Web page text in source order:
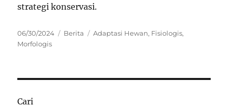
strategi konservasi.
Posted
on
06/30/2024 Categories
Berita Tags
Adaptasi Hewan, Fisiologis,
Morfologis
Cari